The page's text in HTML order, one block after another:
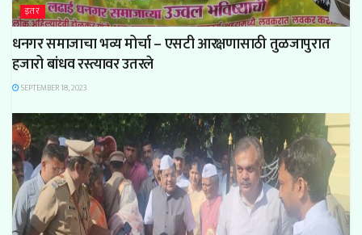
इतर
धनगर समाजाचा भव्य मोर्चा – एसटी आरक्षणासाठी तुळजापुरात
हजारो बांधव रस्त्यावर उतरले
SEPTEMBER 18, 2023